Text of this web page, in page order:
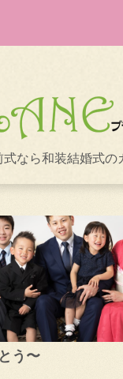
式なら和装結婚式の
う〜